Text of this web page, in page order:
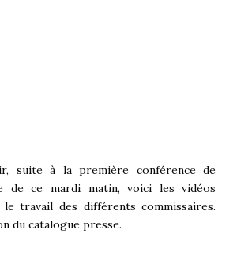
suite à la première conférence de
de ce mardi matin, voici les vidéos
travail des différents commissaires.
du catalogue presse.